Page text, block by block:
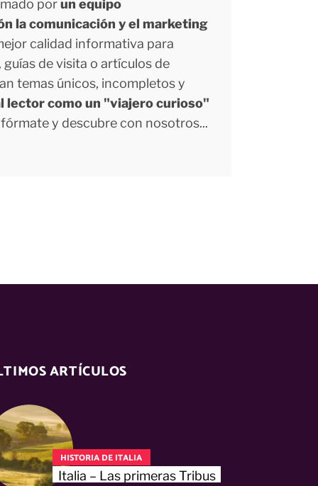
porun equipo
la comunicación y el marketing
calidad informativa para
de visita o artículos de
temas únicos, incompletos y
lector como un "viajero curioso"
y descubre con nosotros...
ARTÍCULOS
HISTORIA DE ITALIA
Italia – Las primeras Tribus